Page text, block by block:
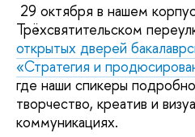
29 октября в нашем
Трёхсвятительском
открытых дверей
«Стратегия и
где наши спикеры
творчество, креатив и
коммуникациях.